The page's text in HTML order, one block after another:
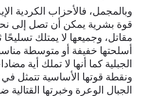
وبالمجمل، فالأحزاب الكردية
مقاتل، وجميعها لا يمتلك تسليحًا
أسلحتها خفيفة أو متوسطة
الجبلية كما أنها لا تملك أية
ونقطة قوتها الأساسية تتمثل
الجبال الوعرة وخبرتها